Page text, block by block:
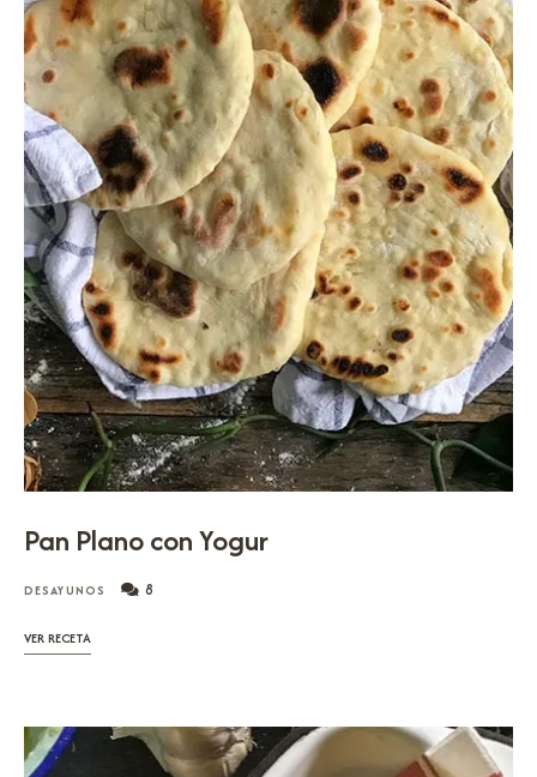
Pan Plano con Yogur
DESAYUNOS 8
VER RECETA